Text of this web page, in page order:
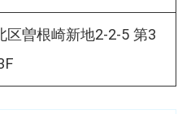
区曽根崎新地2-2-5 第3